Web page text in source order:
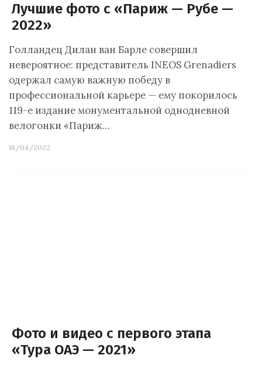
Лучшие фото с «Париж — Рубе —
2022»
Голландец Дилан ван Барле совершил
невероятное: представитель INEOS Grenadiers
одержал самую важную победу в
профессиональной карьере — ему покорилось
119-е издание монументальной однодневной
велогонки «Париж…
18/04/2022
Фото и видео с первого этапа
«Тура ОАЭ — 2021»